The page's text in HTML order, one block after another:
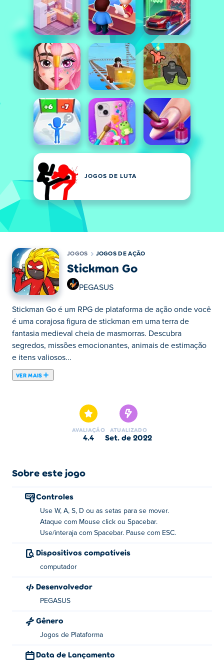
JOGOS DE LUTA
JOGOS JOGOS DE AÇÃO
Stickman Go
PEGASUS
Stickman Go é um RPG de plataforma de ação onde você
é uma corajosa figura de stickman em uma terra de
fantasia medieval cheia de masmorras. Descubra
segredos, missões emocionantes, animais de estimação
e itens valiosos...
VER MAIS
fantasia medieval cheia de masmorras. Descubra
segredos, missões emocionantes, animais de estimação
e itens valiosos em suas aventuras. Derrote chefes, lute
para permanecer no topo do desafio. Você pode
manter o jogo atualizado. Não se esqueça de visitar a
Roda da Sorte para ganhar algum dinheiro grátis
enquanto estiver nisso. Sabemos que você tem a
habilidade necessária para terminar Stickman Go. Vai!
Como jogar Stickman Go?
Mover - WASD ou teclas de seta
Ataque - clique esquerdo do mouse ou barra de espaço
Pausa - ESC
Quem criou o Stickman Go?
AVALIAÇÃO
4.4
ATUALIZADO
set. de 2022
Sobre este jogo
Controles
Use W, A, S, D ou as setas para se mover.
Ataque com Mouse click ou Spacebar.
Use/interaja com Spacebar. Pause com ESC.
Dispositivos compatíveis
computador
Desenvolvedor
PEGASUS
Gênero
Jogos de Plataforma
Data de Lançamento